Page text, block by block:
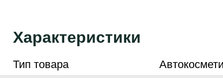
Характеристики
Тип товара